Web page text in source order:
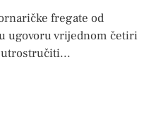
fregate od
ugovoru vrijednom četiri
utrostručiti